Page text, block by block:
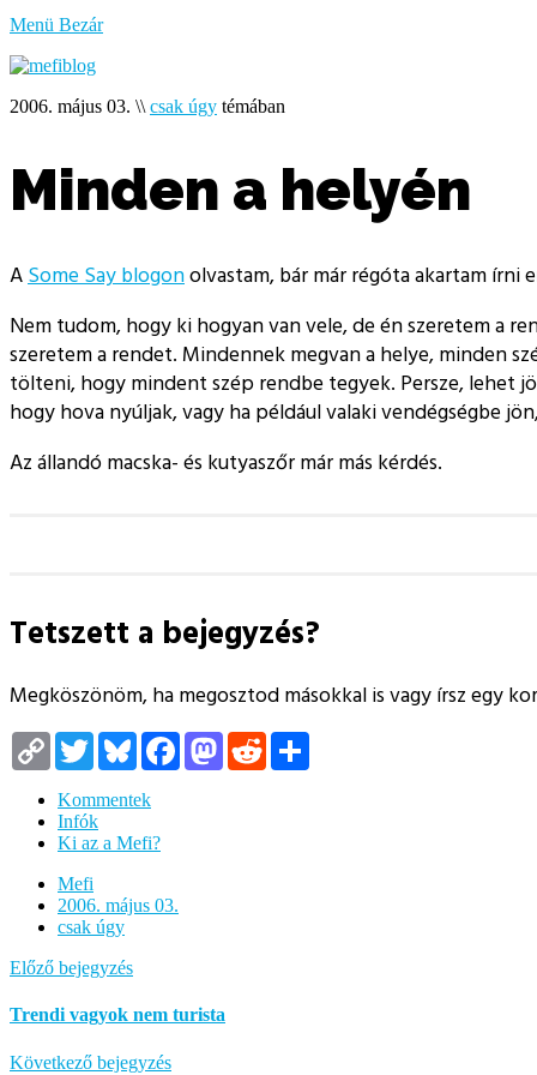
a
Menü Bezár
2006. május 03. \\ csak úgy témában
Minden a helyén
ASome Say blogonolvastam, bár már régóta akartam írni
Nem tudom, hogy ki hogyan van vele, de én szeretem a
szeretem a rendet. Mindennek megvan a helye, minden
tölteni, hogy mindent szép rendbe tegyek. Persze, lehet
hogy hova nyúljak, vagy ha például valaki vendégségbe
Az állandó macska- és kutyaszőr már más kérdés.
Tetszett a bejegyzés?
Megköszönöm, ha megosztod másokkal is vagy írsz egy
Copy
Link
TwitterBlueskyFacebookMastodon
Reddit
Kommentek
Infók
Ki az a Mefi?
Mefi
2006. május 03.
csak úgy
Előző bejegyzés
Trendi vagyok nem turista
Következő bejegyzés